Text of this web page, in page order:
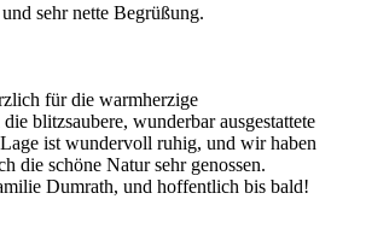
sehr nette Begrüßung.
für die warmherzige
blitzsaubere, wunderbar ausgestattete
ist wundervoll ruhig, und wir haben
die schöne Natur sehr genossen.
Dumrath, und hoffentlich bis bald!